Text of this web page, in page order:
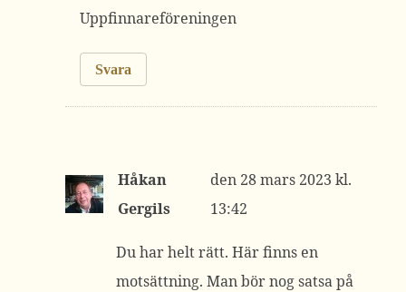
Uppfinnareföreningen
Svara
Håkan
Gergils
28 mars 2023 kl.
13:42
Du har helt rätt. Här finns en
motsättning. Man bör nog satsa på